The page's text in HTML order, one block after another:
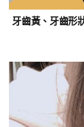
牙齒黃、牙齒形